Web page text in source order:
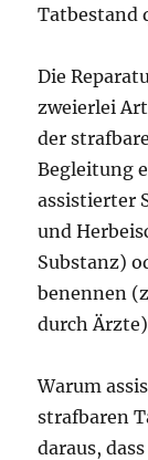
Tatbestand
Die
zweierlei
der
Begleitung
assistierter
und
Substanz)
benennen
durch
Warum
strafbaren
daraus,